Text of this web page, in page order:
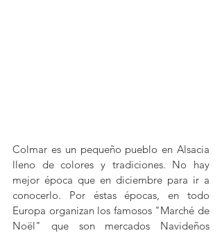
Colmar es un pequeño pueblo en Alsacia
lleno de colores y tradiciones. No hay
mejor época que en diciembre para ir a
conocerlo. Por éstas épocas, en todo
Europa organizan los famosos "Marché de
Noël" que son mercados Navideños